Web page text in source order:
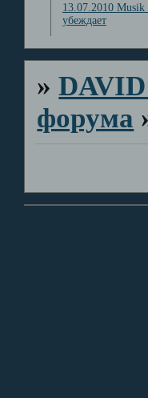
13.07.2010
убеждает
»
форума